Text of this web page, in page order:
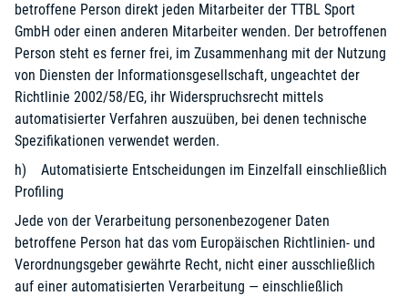
betroffene Person direkt jeden Mitarbeiter der TTBL Sport
GmbH oder einen anderen Mitarbeiter wenden. Der betroffenen
Person steht es ferner frei, im Zusammenhang mit der Nutzung
von Diensten der Informationsgesellschaft, ungeachtet der
Richtlinie 2002/58/EG, ihr Widerspruchsrecht mittels
automatisierter Verfahren auszuüben, bei denen technische
Spezifikationen verwendet werden.
h) Automatisierte Entscheidungen im Einzelfall einschließlich
Profiling
Jede von der Verarbeitung personenbezogener Daten
betroffene Person hat das vom Europäischen Richtlinien- und
Verordnungsgeber gewährte Recht, nicht einer ausschließlich
auf einer automatisierten Verarbeitung — einschließlich